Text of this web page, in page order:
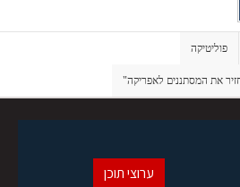
פוליטיקה
את המסתננים לאפריקה"
ערוצי תוכן